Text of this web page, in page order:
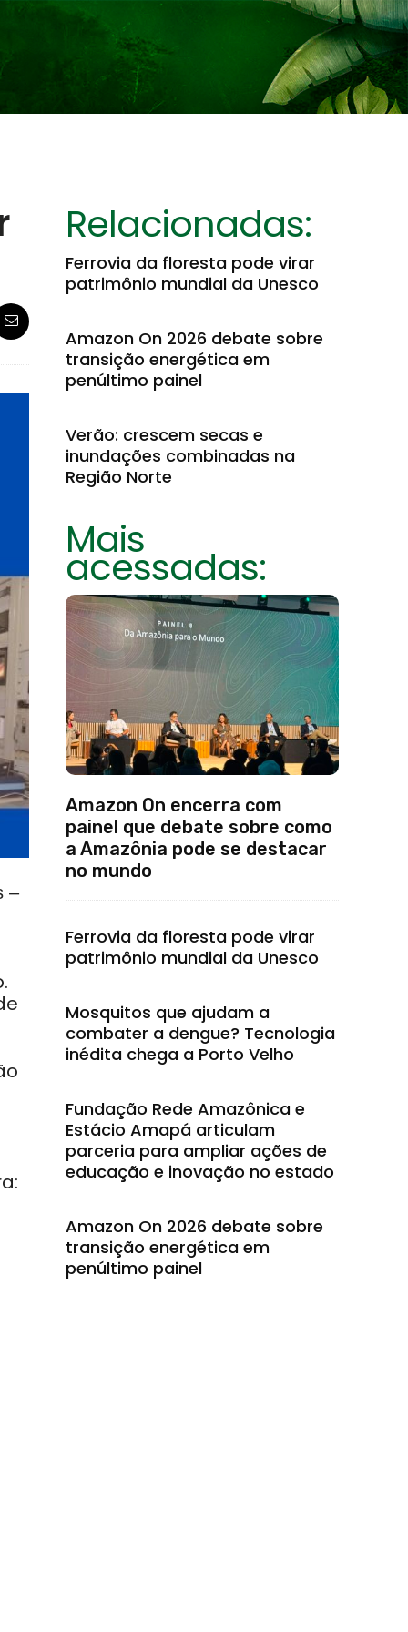
–
Relacionadas:
Ferrovia da floresta pode virar
patrimônio mundial da Unesco
Amazon On 2026 debate sobre
transição energética em
penúltimo painel
Verão: crescem secas e
inundações combinadas na
Região Norte
Mais
acessadas:
Amazon On encerra com
painel que debate sobre como
a Amazônia pode se destacar
no mundo
Ferrovia da floresta pode virar
patrimônio mundial da Unesco
Mosquitos que ajudam a
combater a dengue? Tecnologia
inédita chega a Porto Velho
Fundação Rede Amazônica e
Estácio Amapá articulam
parceria para ampliar ações de
educação e inovação no estado
Amazon On 2026 debate sobre
transição energética em
penúltimo painel